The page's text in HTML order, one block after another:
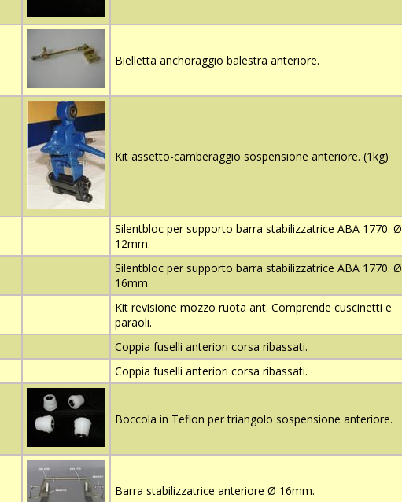
Bielletta anchoraggio balestra anteriore.
Kit assetto-camberaggio sospensione anteriore. (1kg)
Silentbloc per supporto barra stabilizzatrice ABA 1770. Ø
12mm.
Silentbloc per supporto barra stabilizzatrice ABA 1770. Ø
16mm.
Kit revisione mozzo ruota ant. Comprende cuscinetti e
paraoli.
Coppia fuselli anteriori corsa ribassati.
Coppia fuselli anteriori corsa ribassati.
Boccola in Teflon per triangolo sospensione anteriore.
Barra stabilizzatrice anteriore Ø 16mm.